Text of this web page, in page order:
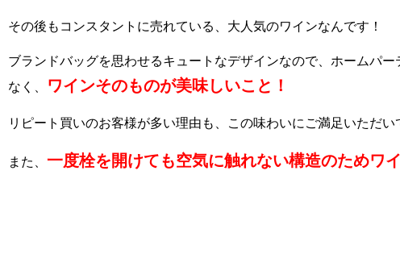
その後もコンスタントに売れている、大人気のワインなんです！
ブランドバッグを思わせるキュートなデザインなので、ホームパー
なく、
ワインそのものが美味しいこと！
リピート買いのお客様が多い理由も、この味わいにご満足いただい
また、 一度栓を開けても空気に触れない構造のためワ